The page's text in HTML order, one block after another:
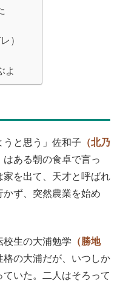
）
よ
うと思う」佐和子 （北乃
はある朝の食卓で言っ
家を出て、天才と呼ばれ
かず、突然農業を始め
校生の大浦勉学 （勝地
格の大浦だが、いつしか
いた。二人はそろって